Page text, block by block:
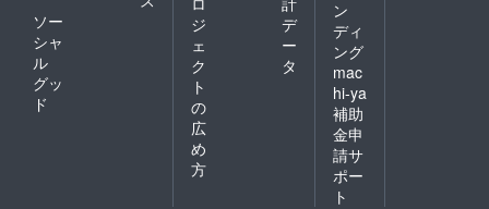
ソー
シャ
ル
グッ
ド
ジ
ェ
ク
ト
の
広
め
方
デ
ー
タ
ン
ディ
ング
mac
hi-ya
補助
金申
請サ
ポー
ト